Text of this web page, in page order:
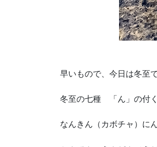
早いもので、今日は冬至で
冬至の七種 「ん」の付く
なんきん（カボチャ）